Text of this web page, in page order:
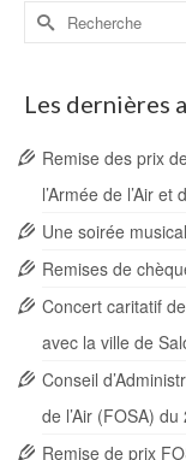
Rechercher :
Les dernières
Remise des prix
l’Armée de l’Air et
Une soirée
Remises de
Concert caritatif
avec la ville de
Conseil
de l’Air (FOSA)
Remise de prix